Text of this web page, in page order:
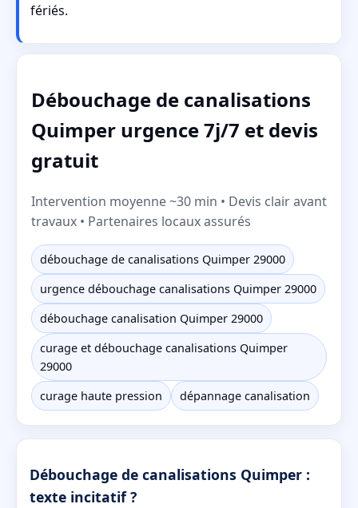
fériés.
Débouchage de canalisations
Quimper urgence 7j/7 et devis
gratuit
Intervention moyenne ~30 min • Devis clair avant
travaux • Partenaires locaux assurés
débouchage de canalisations Quimper 29000
urgence débouchage canalisations Quimper 29000
débouchage canalisation Quimper 29000
curage et débouchage canalisations Quimper
29000
curage haute pression
dépannage canalisation
Débouchage de canalisations Quimper :
texte incitatif ?